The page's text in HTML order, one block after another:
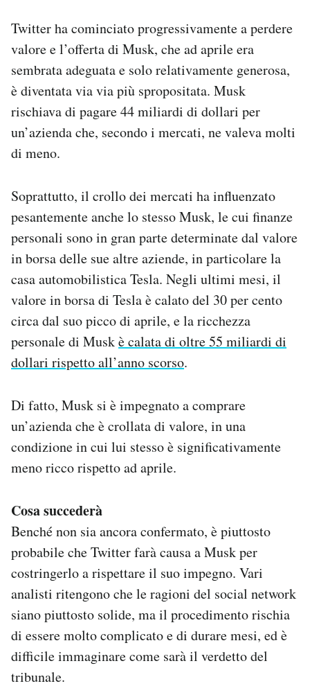
Twitter ha cominciato progressivamente a perdere
valore e l’offerta di Musk, che ad aprile era
sembrata adeguata e solo relativamente generosa,
è diventata via via più spropositata. Musk
rischiava di pagare 44 miliardi di dollari per
un’azienda che, secondo i mercati, ne valeva molti
di meno.
Soprattutto, il crollo dei mercati ha influenzato
pesantemente anche lo stesso Musk, le cui finanze
personali sono in gran parte determinate dal valore
in borsa delle sue altre aziende, in particolare la
casa automobilistica Tesla. Negli ultimi mesi, il
valore in borsa di Tesla è calato del 30 per cento
circa dal suo picco di aprile, e la ricchezza
personale di Muskè calata di oltre 55 miliardi di
dollari rispetto all’anno scorso.
Di fatto, Musk si è impegnato a comprare
un’azienda che è crollata di valore, in una
condizione in cui lui stesso è significativamente
meno ricco rispetto ad aprile.
Cosa succederà
Benché non sia ancora confermato, è piuttosto
probabile che Twitter farà causa a Musk per
costringerlo a rispettare il suo impegno. Vari
analisti ritengono che le ragioni del social network
siano piuttosto solide, ma il procedimento rischia
di essere molto complicato e di durare mesi, ed è
difficile immaginare come sarà il verdetto del
tribunale.